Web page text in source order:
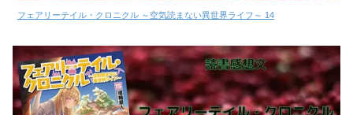
フェアリーテイル・クロニクル ～空気読まない異世界ライフ～ 14